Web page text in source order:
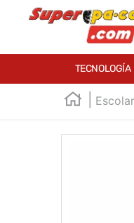
TECNOLOGÍA